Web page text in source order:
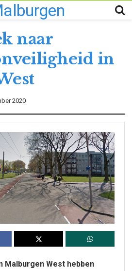
naar
in
2020
Malburgen West hebben